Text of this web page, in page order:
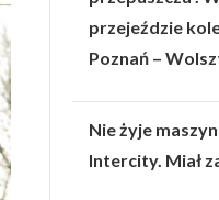
przejeździe
Poznań –
Nie żyje
Intercity. Miał